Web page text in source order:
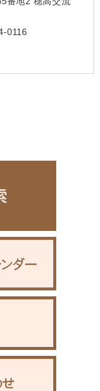
0116